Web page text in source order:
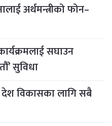
अर्थमन्त्रीको फोन–
सघाउन
सुविधा
विकासका लागि सबै